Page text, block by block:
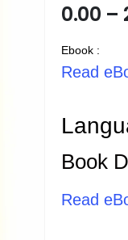
0.00 –
Ebook :
Read
Book
Read